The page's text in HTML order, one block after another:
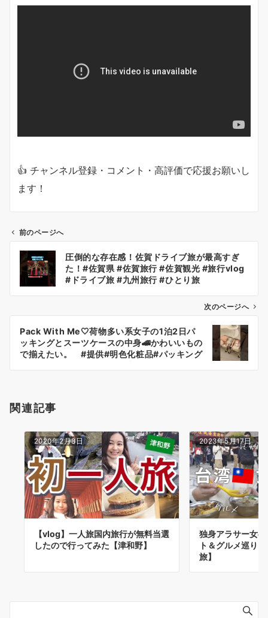
👍 チャンネル登録・コメント・高評価で応援お願いし
ます！
ビ
ン
前のページへ
圧倒的な存在感！佐賀ドライブ旅が最高すぎ
た！#佐賀県 #佐賀旅行 #佐賀観光 #旅行vlog
#ドライブ旅 #九州旅行 #ひとり旅
次のページへ
Pack With Me🤍荷物多い系女子の1泊2日パ
ッキングとスーツケースの中身🚄かわいいもの
で揃えたい。 #提供#明色化粧品#パッキング
関連記事
2020年2月8日
【vlog】一人旅国内旅行が無料当選
したので行ってみた【津和野】
2023年5月17日
独身アラサー女
ト＆グルメ巡り
旅】